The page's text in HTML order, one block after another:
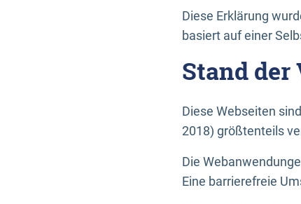
Diese Erklärung
basiert auf einer
Stand
Diese Webseiten
2018) größtenteils
Die
Eine barrierefreie